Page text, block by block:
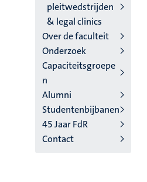
pleitwedstrijden
& legal clinics
Over de faculteit
Onderzoek
Capaciteitsgroepe
n
Alumni
Studentenbijbanen
45 Jaar FdR
Contact